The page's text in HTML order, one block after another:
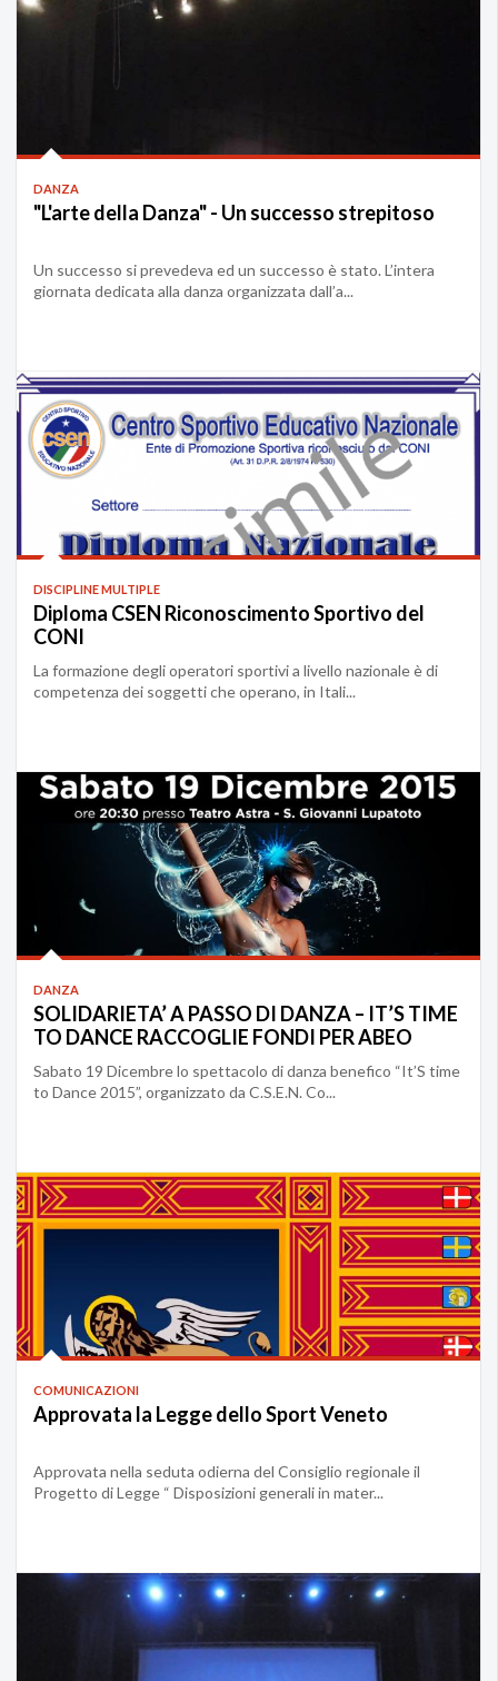
DANZA
"L'arte della Danza" - Un successo strepitoso
Un successo si prevedeva ed un successo è stato. L’intera
giornata dedicata alla danza organizzata dall’a...
DISCIPLINE MULTIPLE
Diploma CSEN Riconoscimento Sportivo del
CONI
La formazione degli operatori sportivi a livello nazionale è di
competenza dei soggetti che operano, in Itali...
DANZA
SOLIDARIETA’ A PASSO DI DANZA – IT’S TIME
TO DANCE RACCOGLIE FONDI PER ABEO
Sabato 19 Dicembre lo spettacolo di danza benefico “It’S time
to Dance 2015”, organizzato da C.S.E.N. Co...
COMUNICAZIONI
Approvata la Legge dello Sport Veneto
Approvata nella seduta odierna del Consiglio regionale il
Progetto di Legge “ Disposizioni generali in mater...